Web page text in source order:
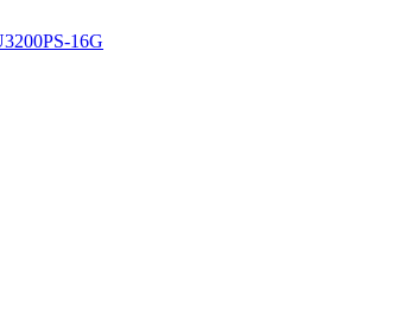
16G